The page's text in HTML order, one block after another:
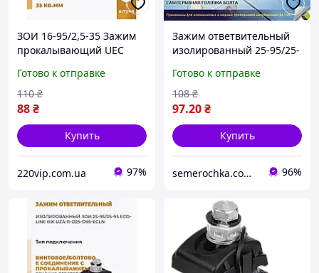
ЗОИ 16-95/2,5-35 Зажим
прокалывающий UEC
прокол, ответвительный
изолирующий
(Улучшенные)
Готово к отправке
88₴
110 ₴
Купить
220vip.com.ua 97%
Зажим ответвительный
изолированный 25-95/25-
кабельный прокол
прокалывающий
Готово к отправке
97.20₴
108 ₴
Купить
semerochka.com.ua 96%